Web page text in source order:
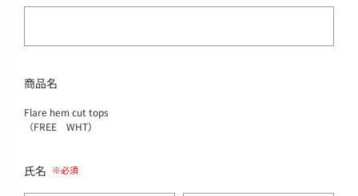
商品名
Flare hem cut tops
（FREE WHT）
氏名